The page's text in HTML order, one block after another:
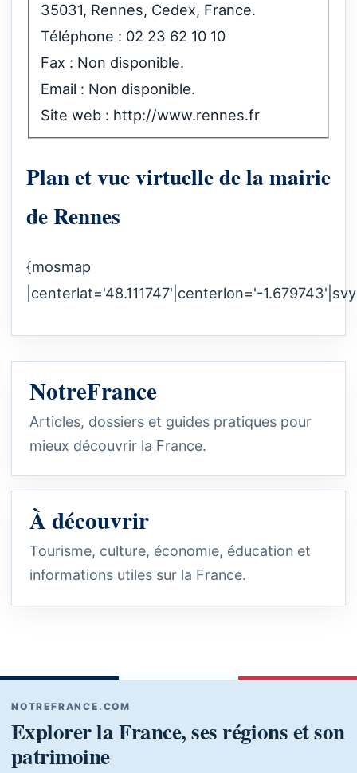
35031, Rennes, Cedex, France.
Téléphone : 02 23 62 10 10
Fax : Non disponible.
Email : Non disponible.
Site web : http://www.rennes.fr
Plan et vue virtuelle de la mairie
de Rennes
{mosmap
|centerlat='48.111747'|centerlon='-
NotreFrance
Articles, dossiers et guides pratiques pour
mieux découvrir la France.
À découvrir
Tourisme, culture, économie, éducation et
informations utiles sur la France.
NOTREFRANCE.COM
Explorer la France, ses régions et son
patrimoine